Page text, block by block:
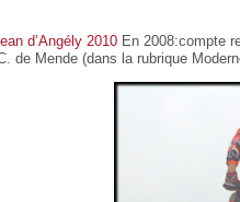
d’Angély 2010 En 2008:compte
de Mende (dans la rubrique